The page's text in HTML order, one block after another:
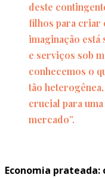
deste
filhos para criar
imaginação
e serviços sob
conhecemos o
tão
crucial para
mercado”.
Economia prateada: